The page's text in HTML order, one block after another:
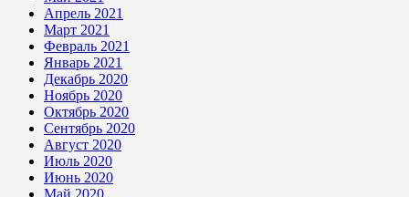
Апрель 2021
Март 2021
Февраль 2021
Январь 2021
Декабрь 2020
Ноябрь 2020
Октябрь 2020
Сентябрь 2020
Август 2020
Июль 2020
Июнь 2020
Май 2020